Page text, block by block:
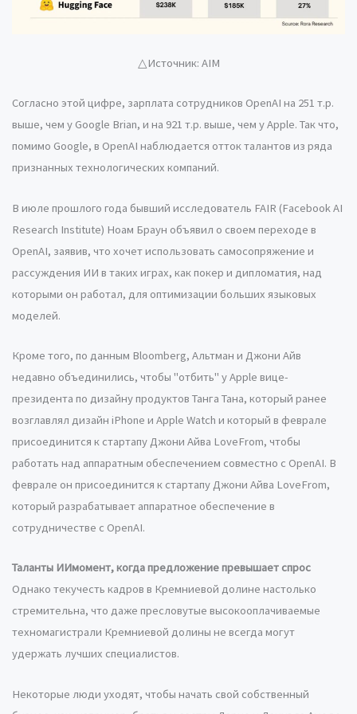
△Источник: AIM
Согласно этой цифре, зарплата сотрудников OpenAI на 251 т.р.
выше, чем у Google Brian, и на 921 т.р. выше, чем у Apple. Так что,
помимо Google, в OpenAI наблюдается отток талантов из ряда
признанных технологических компаний.
В июле прошлого года бывший исследователь FAIR (Facebook AI
Research Institute) Ноам Браун объявил о своем переходе в
OpenAI, заявив, что хочет использовать самосопряжение и
рассуждения ИИ в таких играх, как покер и дипломатия, над
которыми он работал, для оптимизации больших языковых
моделей.
Кроме того, по данным Bloomberg, Альтман и Джони Айв
недавно объединились, чтобы "отбить" у Apple вице-
президента по дизайну продуктов Танга Тана, который ранее
возглавлял дизайн iPhone и Apple Watch и который в феврале
присоединится к стартапу Джони Айва LoveFrom, чтобы
работать над аппаратным обеспечением совместно с OpenAI. В
феврале он присоединится к стартапу Джони Айва LoveFrom,
который разрабатывает аппаратное обеспечение в
сотрудничестве с OpenAI.
Таланты ИИмомент, когда предложение превышает спрос
Однако текучесть кадров в Кремниевой долине настолько
стремительна, что даже пресловутые высокооплачиваемые
техномагистрали Кремниевой долины не всегда могут
удержать лучших специалистов.
Некоторые люди уходят, чтобы начать свой собственный